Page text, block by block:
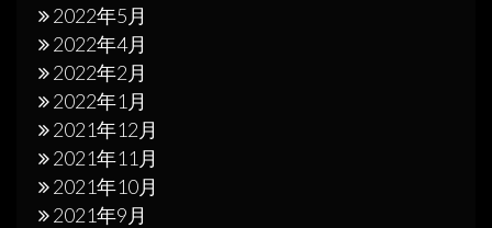
2022年5月
2022年4月
2022年2月
2022年1月
2021年12月
2021年11月
2021年10月
2021年9月